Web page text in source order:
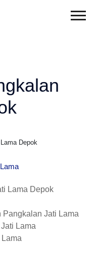
Depok
Lama Depok
Jati Lama
Lama